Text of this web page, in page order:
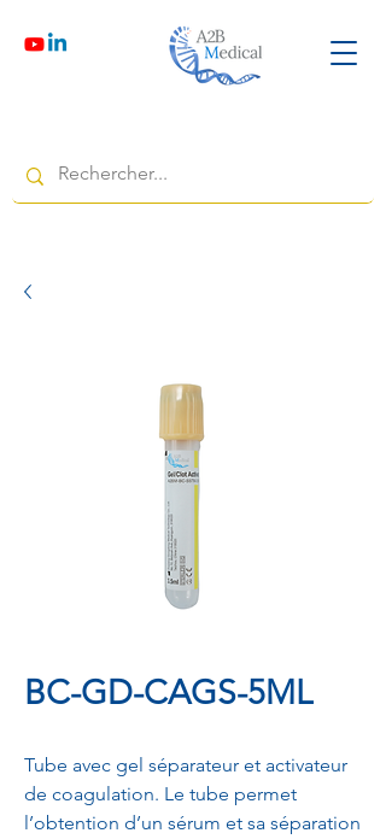
BC-GD-CAGS-5ML
Tube avec gel séparateur et activateur
de coagulation. Le tube permet
l’obtention d’un sérum et sa séparation